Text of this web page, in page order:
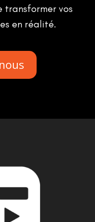
transformer vos
en réalité.